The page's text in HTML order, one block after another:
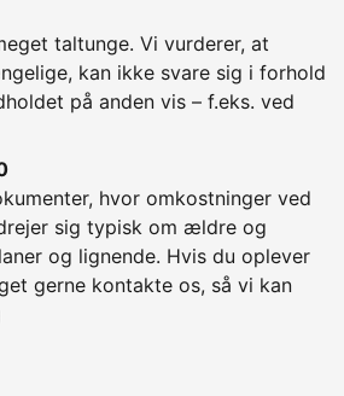
taltunge. Vi vurderer, at
kan ikke svare sig i forhold
på anden vis – f.eks. ved
hvor omkostninger ved
sig typisk om ældre og
og lignende. Hvis du oplever
gerne kontakte os, så vi kan